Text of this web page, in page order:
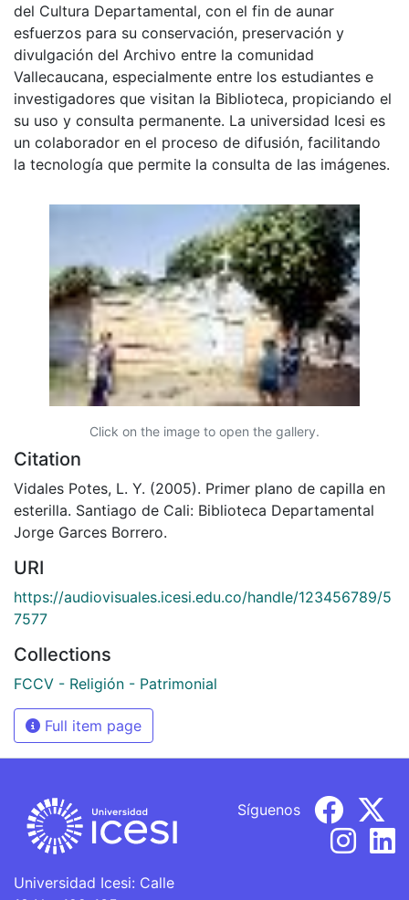
del Cultura Departamental, con el fin de aunar
esfuerzos para su conservación, preservación y
divulgación del Archivo entre la comunidad
Vallecaucana, especialmente entre los estudiantes e
investigadores que visitan la Biblioteca, propiciando el
su uso y consulta permanente. La universidad Icesi es
un colaborador en el proceso de difusión, facilitando
la tecnología que permite la consulta de las imágenes.
Click on the image to open the gallery.
Citation
Vidales Potes, L. Y. (2005). Primer plano de capilla en
esterilla. Santiago de Cali: Biblioteca Departamental
Jorge Garces Borrero.
URI
https://audiovisuales.icesi.edu.co/handle/123456789/5
7577
Collections
FCCV - Religión - Patrimonial
Full item page
Universidad Icesi: Calle
Síguenos